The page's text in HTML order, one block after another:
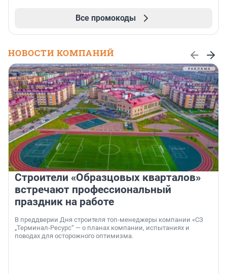
Все промокоды
НОВОСТИ КОМПАНИЙ
Строители «Образцовых кварталов»
встречают профессиональный
праздник на работе
В преддверии Дня строителя топ-менеджеры компании «СЗ
„Терминал-Ресурс“ — о планах компании, испытаниях и
поводах для осторожного оптимизма.